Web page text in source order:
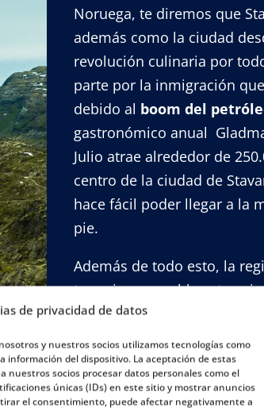
de privacidad de datos
y nuestros socios utilizamos tecnologías como
información del dispositivo. La aceptación de estas
nuestros socios procesar datos personales como el
únicas (IDs) en este sitio y mostrar anuncios
el consentimiento, puede afectar negativamente a
Noruega, te diremos que
además como la ciudad
revolución culinaria por
parte por la inmigración
debido al boom del
gastronómico anual
Julio atrae alrededor de
centro de la ciudad de
hace fácil poder llegar a la
pie.
Además de todo esto, la
tener innumerables
destacan el
(famosa entre los
Preikestolen (El Púlpito),
película de Misión
nombró esta plataforma